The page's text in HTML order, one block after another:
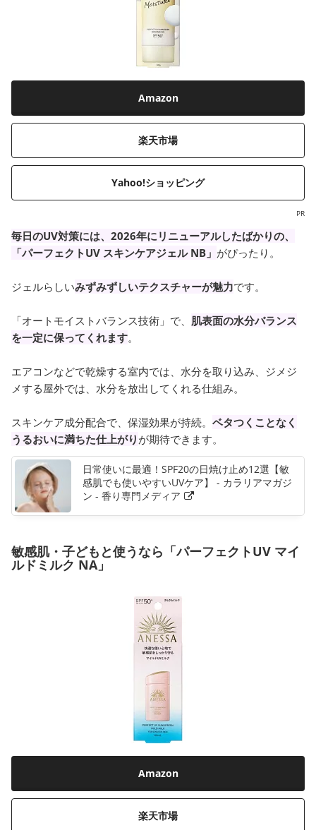
Amazon
楽天市場
Yahoo!ショッピング
PR
毎日のUV対策には、2026年にリニューアルしたばかりの、
「パーフェクトUV スキンケアジェル NB」 がぴったり。
ジェルらしいみずみずしいテクスチャーが魅力です。
「オートモイストバランス技術」で、 肌表面の水分バランス
を一定に保ってくれます。
エアコンなどで乾燥する室内では、水分を取り込み、ジメジ
メする屋外では、水分を放出してくれる仕組み。
スキンケア成分配合で、保湿効果が持続。 ベタつくことなく
うるおいに満ちた仕上がり が期待できます。
日常使いに最適！SPF20の日焼け止め12選【敏
感肌でも使いやすいUVケア】 - カラリアマガジ
ン - 香り専門メディア
敏感肌・子どもと使うなら「パーフェクトUV マイ
ルドミルク NA」
Amazon
楽天市場